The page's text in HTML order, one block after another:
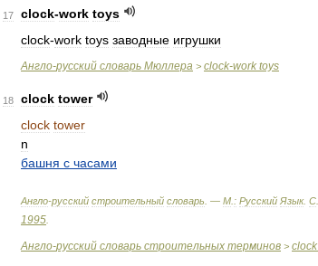
17 clock-work toys
clock-work toys заводные игрушки
Англо-русский словарь Мюллера > clock-work toys
18 clock tower
clock tower
n
башня с часами
Англо-русский строительный словарь . — М : Русский Язык. С
1995
Англо-русский словарь строительных терминов > clock